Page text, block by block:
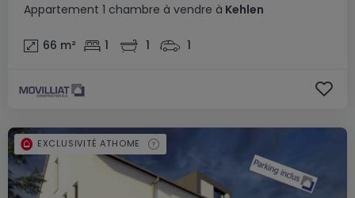
Appartement 1 chambre à vendre à Kehlen
66 m² 1 1 1
EXCLUSIVITÉ ATHOME